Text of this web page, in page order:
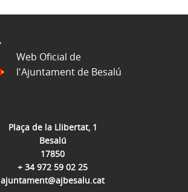
Plaça de la Llibertat, 1
Besalú
17850
+ 34 972 59 02 25
ajuntament@ajbesalu.cat
Web Oficial de
l'Ajuntament de Besalú